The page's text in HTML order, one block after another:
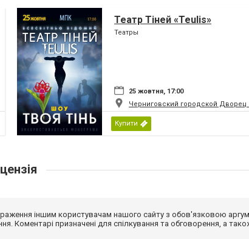
театр имени Т.Г.Шевченко
Театр Тіней «Teulis»
Театры
25 жовтня, 17:00
Черниговский городской Дворец
Купити
іншим користувачам нашого сайту з обов'язковою
Коментарі призначені для спілкування та обговорення, а